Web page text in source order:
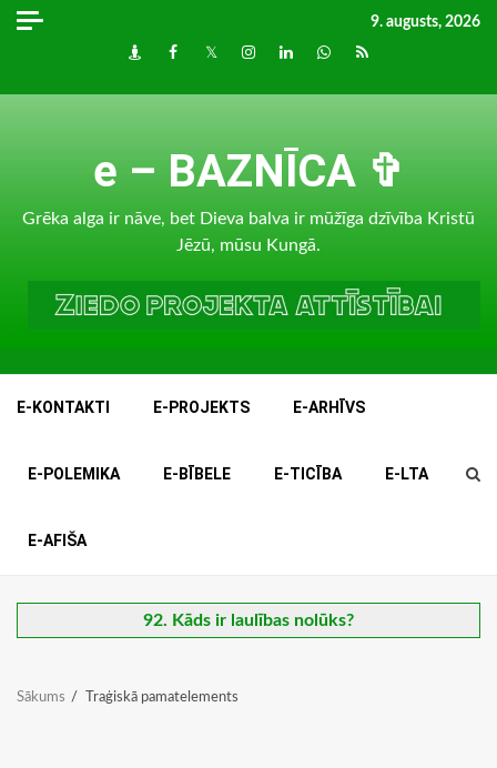
Skip
9. augusts, 2026
DraugiemFacebook
TwitterInstagram
LinkedInwhatsapp
RSS
e – BAZNĪCA ✞
Grēka alga ir nāve, bet Dieva balva ir mūžīga dzīvība Kristū
Jēzū, mūsu Kungā.
E-KONTAKTI E-PROJEKTS E-ARHĪVS
E-POLEMIKA E-BĪBELE E-TICĪBA E-LTA
E-AFIŠA
92. Kāds ir laulības nolūks?
Sākums Traģiskā pamatelements